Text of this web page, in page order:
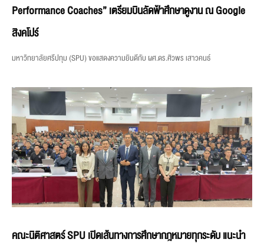
Performance Coaches” เตรียมบินลัดฟ้าศึกษาดูงาน ณ Google
สิงคโปร์
มหาวิทยาลัยศรีปทุม (SPU) ขอแสดงความยินดีกับ ผศ.ดร.ศิวพร เสาวคนธ์
คณะนิติศาสตร์ SPU เปิดเส้นทางการศึกษากฎหมายทุกระดับ แนะนำ